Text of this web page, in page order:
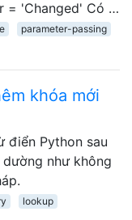
= 'Changed' Có …
parameter-passing
khóa mới
điển Python sau
như không
lookup